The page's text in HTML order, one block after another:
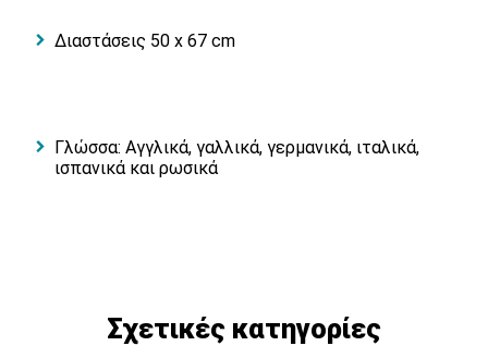
Διαστάσεις 50 x 67 cm
Γλώσσα: Αγγλικά, γαλλικά, γερμανικά, ιταλικά,
ισπανικά και ρωσικά
Σχετικές κατηγορίες